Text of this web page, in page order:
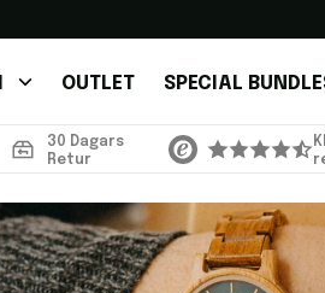
OUTLET SPECIAL
30 Dagars
Retur